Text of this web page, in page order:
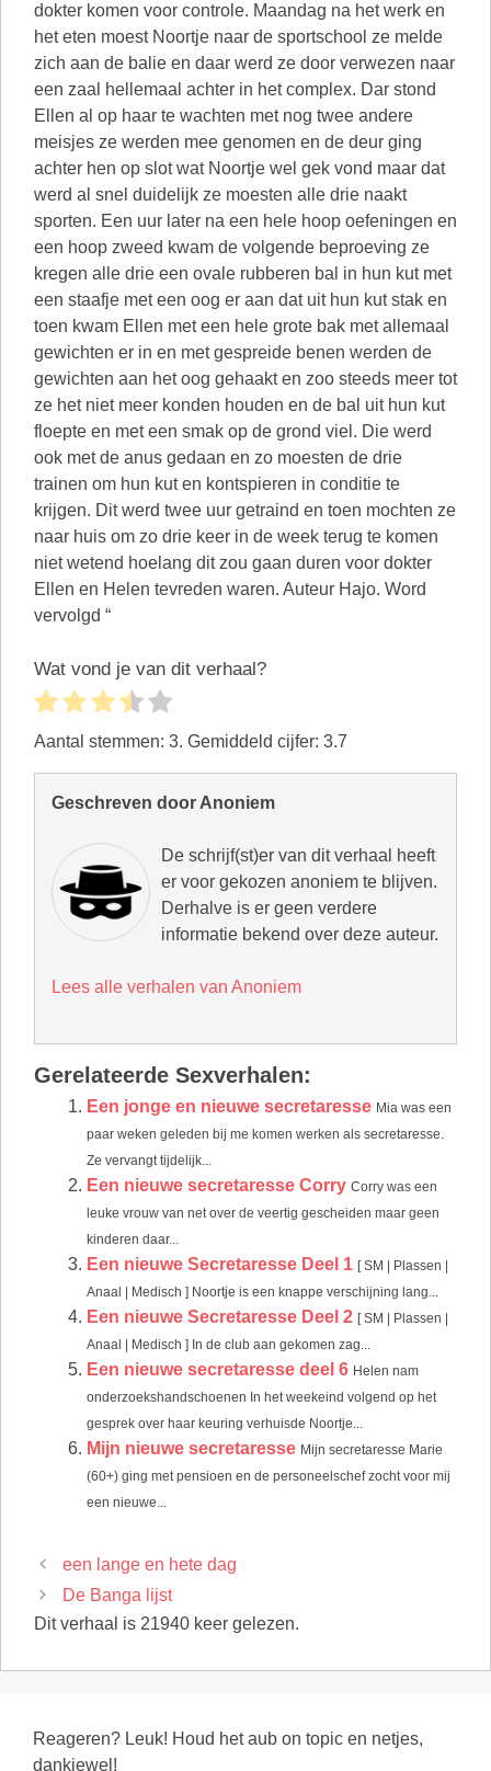
dokter komen voor controle. Maandag na het werk en
het eten moest Noortje naar de sportschool ze melde
zich aan de balie en daar werd ze door verwezen naar
een zaal hellemaal achter in het complex. Dar stond
Ellen al op haar te wachten met nog twee andere
meisjes ze werden mee genomen en de deur ging
achter hen op slot wat Noortje wel gek vond maar dat
werd al snel duidelijk ze moesten alle drie naakt
sporten. Een uur later na een hele hoop oefeningen en
een hoop zweed kwam de volgende beproeving ze
kregen alle drie een ovale rubberen bal in hun kut met
een staafje met een oog er aan dat uit hun kut stak en
toen kwam Ellen met een hele grote bak met allemaal
gewichten er in en met gespreide benen werden de
gewichten aan het oog gehaakt en zoo steeds meer tot
ze het niet meer konden houden en de bal uit hun kut
floepte en met een smak op de grond viel. Die werd
ook met de anus gedaan en zo moesten de drie
trainen om hun kut en kontspieren in conditie te
krijgen. Dit werd twee uur getraind en toen mochten ze
naar huis om zo drie keer in de week terug te komen
niet wetend hoelang dit zou gaan duren voor dokter
Ellen en Helen tevreden waren. Auteur Hajo. Word
vervolgd “
Wat vond je van dit verhaal?
Aantal stemmen: 3. Gemiddeld cijfer: 3.7
Geschreven door Anoniem
De schrijf(st)er van dit verhaal heeft
er voor gekozen anoniem te blijven.
Derhalve is er geen verdere
informatie bekend over deze auteur.
Lees alle verhalen van Anoniem
Gerelateerde Sexverhalen:
Een jonge en nieuwe secretaresse Mia was een
paar weken geleden bij me komen werken als secretaresse.
Ze vervangt tijdelijk...
Een nieuwe secretaresse Corry Corry was een
leuke vrouw van net over de veertig gescheiden maar geen
kinderen daar...
Een nieuwe Secretaresse Deel 1 [ SM | Plassen |
Anaal | Medisch ] Noortje is een knappe verschijning lang...
Een nieuwe Secretaresse Deel 2 [ SM | Plassen |
Anaal | Medisch ] In de club aan gekomen zag...
Een nieuwe secretaresse deel 6 Helen nam
onderzoekshandschoenen In het weekeind volgend op het
gesprek over haar keuring verhuisde Noortje...
Mijn nieuwe secretaresse Mijn secretaresse Marie
(60+) ging met pensioen en de personeelschef zocht voor mij
een nieuwe...
een lange en hete dag
De Banga lijst
Dit verhaal is 21940 keer gelezen.
Reageren? Leuk! Houd het aub on topic en netjes,
dankjewel!